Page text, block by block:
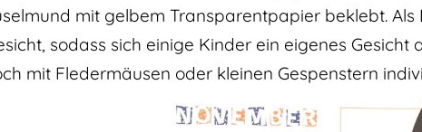
mit gelbem Transparentpapier beklebt.
sodass sich einige Kinder ein eigenes
mit Fledermäusen oder kleinen Gespenstern